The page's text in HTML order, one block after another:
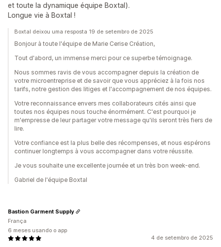
et toute la dynamique équipe Boxtal).
Longue vie à Boxtal !
Boxtal deixou uma resposta 19 de setembro de 2025
Bonjour à toute l'équipe de Marie Cerise Création,
Tout d'abord, un immense merci pour ce superbe témoignage.
Nous sommes ravis de vous accompagner depuis la création de
votre microentreprise et de savoir que vous appréciez à la fois nos
tarifs, notre gestion des litiges et l'accompagnement de nos équipes.
Votre reconnaissance envers mes collaborateurs cités ainsi que
toutes nos équipes nous touche énormément. C'est pourquoi je
m'empresse de leur partager votre message qu'ils seront très fiers de
lire.
Votre confiance est la plus belle des récompenses, et nous espérons
continuer longtemps à vous accompagner dans votre réussite.
Je vous souhaite une excellente journée et un très bon week-end.
Gabriel de l'équipe Boxtal
4 de setembro de 2025
Bastion Garment Supply
França
6 meses usando o app